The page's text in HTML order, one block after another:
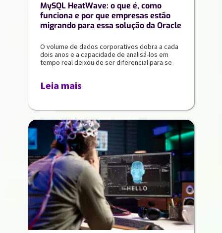
MySQL HeatWave: o que é, como
funciona e por que empresas estão
migrando para essa solução da Oracle
O volume de dados corporativos dobra a cada
dois anos e a capacidade de analisá-los em
tempo real deixou de ser diferencial para se
Leia mais